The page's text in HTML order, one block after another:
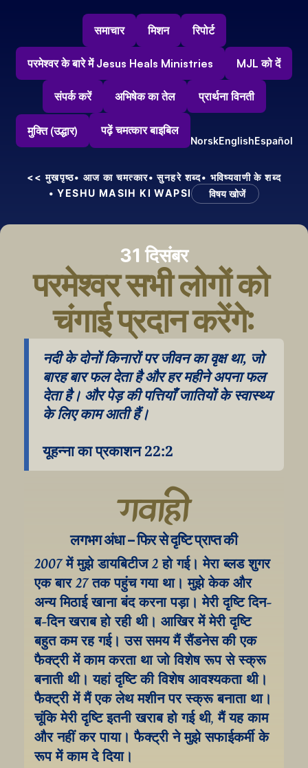
समाचार मिशन रिपोर्ट
परमेश्वर के बारे में Jesus Heals Ministries MJL को दें
संपर्क करें अभिषेक का तेल प्रार्थना विनती
मुक्ति (उद्धार) पढ़ें चमत्कार बाइबिल
NorskEnglishEspañol
<< मुखपृष्ठ• आज का चमत्कार• सुनहरे शब्द• भविष्यवाणी के शब्द
• YESHU MASIH KI WAPSI
विषय खोजें
31 दिसंबर
परमेश्वर सभी लोगों को
चंगाई प्रदान करेंगे:
नदी के दोनों किनारों पर जीवन का वृक्ष था, जो
बारह बार फल देता है और हर महीने अपना फल
देता है। और पेड़ की पत्तियाँ जातियों के स्वास्थ्य
के लिए काम आती हैं।
यूहन्ना का प्रकाशन 22:2
गवाही
लगभग अंधा – फिर से दृष्टि प्राप्त की
2007 में मुझे डायबिटीज 2 हो गई। मेरा ब्लड शुगर
एक बार 27 तक पहुंच गया था। मुझे केक और
अन्य मिठाई खाना बंद करना पड़ा। मेरी दृष्टि दिन-
ब-दिन खराब हो रही थी। आखिर में मेरी दृष्टि
बहुत कम रह गई। उस समय मैं सैंडनेस की एक
फैक्ट्री में काम करता था जो विशेष रूप से स्क्रू
बनाती थी। यहां दृष्टि की विशेष आवश्यकता थी।
फैक्ट्री में मैं एक लेथ मशीन पर स्क्रू बनाता था।
चूंकि मेरी दृष्टि इतनी खराब हो गई थी, मैं यह काम
और नहीं कर पाया। फैक्ट्री ने मुझे सफाईकर्मी के
रूप में काम दे दिया।